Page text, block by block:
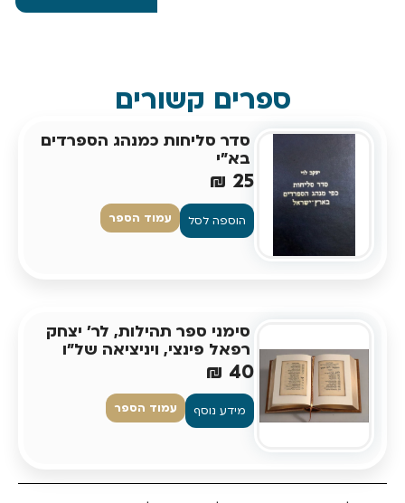
ספרים קשורים
סדר סליחות כמנהג הספרדים
בא"י
₪ 25
הוספה לסל עמוד הספר
סימני ספר תהילות, לר' יצחק
רפאל פינצי, ויניציאה של"ו
₪ 40
מידע נוסף עמוד הספר